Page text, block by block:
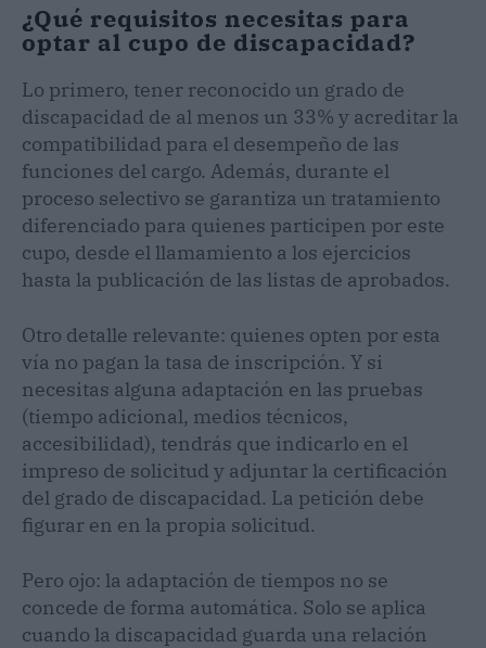
¿Qué requisitos necesitas para
optar al cupo de discapacidad?
Lo primero, tener reconocido un grado de
discapacidad de al menos un 33% y acreditar la
compatibilidad para el desempeño de las
funciones del cargo. Además, durante el
proceso selectivo se garantiza un tratamiento
diferenciado para quienes participen por este
cupo, desde el llamamiento a los ejercicios
hasta la publicación de las listas de aprobados.
Otro detalle relevante: quienes opten por esta
vía no pagan la tasa de inscripción. Y si
necesitas alguna adaptación en las pruebas
(tiempo adicional, medios técnicos,
accesibilidad), tendrás que indicarlo en el
impreso de solicitud y adjuntar la certificación
del grado de discapacidad. La petición debe
figurar en en la propia solicitud.
Pero ojo: la adaptación de tiempos no se
concede de forma automática. Solo se aplica
cuando la discapacidad guarda una relación